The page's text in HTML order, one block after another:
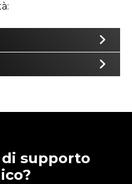
supporto